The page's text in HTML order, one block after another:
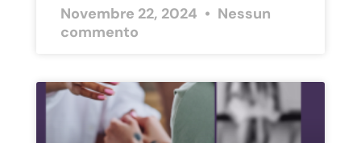
Novembre 22, 2024
Nessun
commento